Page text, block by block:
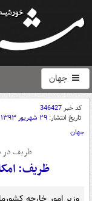
جهان
کد خبر346427
تاریخ انتشار: ۲۹ شهریور ۱۳۹۳ - ۰۸:۳۷
جهان
ظریف در
ظریف: امکان